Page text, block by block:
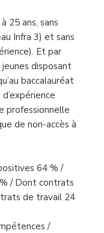
25 ans, sans
Infra 3) et sans
Et par
disposant
baccalauréat
professionnelle
de non-accès à
64 % /
/ Dont contrats
de travail 24
/